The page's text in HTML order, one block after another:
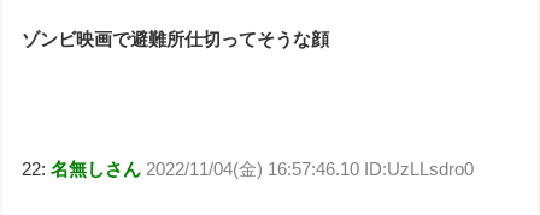
ゾンビ映画で避難所仕切ってそうな顔
22:名無しさん 2022/11/04(金) 16:57:46.10 ID:UzLLsdro0